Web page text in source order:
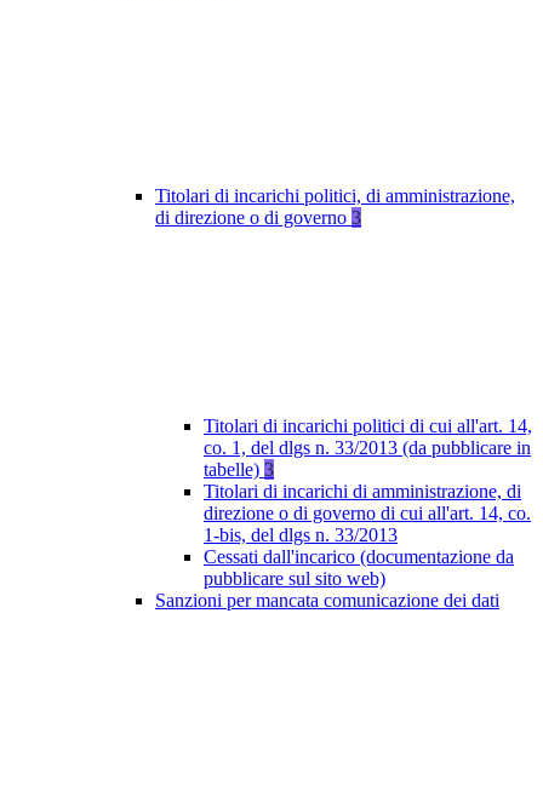
Titolari di incarichi politici, di amministrazione,
di direzione o di governo 3
Titolari di incarichi politici di cui all'art. 14,
co. 1, del dlgs n. 33/2013 (da pubblicare in
tabelle) 3
Titolari di incarichi di amministrazione, di
direzione o di governo di cui all'art. 14, co.
1-bis, del dlgs n. 33/2013
Cessati dall'incarico (documentazione da
pubblicare sul sito web)
Sanzioni per mancata comunicazione dei dati